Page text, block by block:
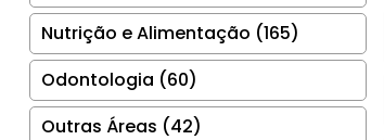
Nutrição e Alimentação (165)
Odontologia (60)
Outras Áreas (42)